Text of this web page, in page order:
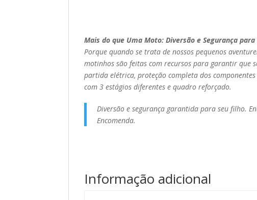
Mais do que Uma Moto: Diversão e Segurança para
Porque quando se trata de nossos pequenos
motinhos são feitas com recursos para garantir que
partida elétrica, proteção completa dos
com 3 estágios diferentes e quadro reforçado.
Diversão e segurança garantida para seu filho.
Encomenda.
Informação adicional